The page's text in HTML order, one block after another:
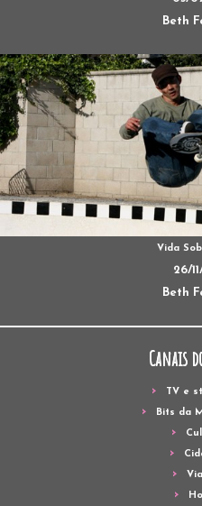
Beth
Vida
26/
Beth
Canais
TV e
Bits da